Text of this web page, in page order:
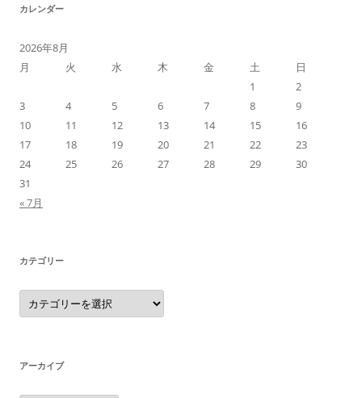
カレンダー
2026年8月
月
火 水 木 金 土
日
1
2
3
4 5 6 7 8
9
10
11 12 13 14 15
16
17
18 19 20 21 22
23
24
25 26 27 28 29
30
31
« 7月
カテゴリー
カ
テ
ゴ
アーカイブ